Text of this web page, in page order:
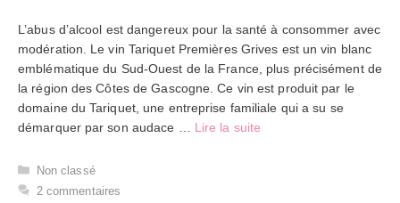
L’abus d’alcool est dangereux pour la santé à consommer avec
modération. Le vin Tariquet Premières Grives est un vin blanc
emblématique du Sud-Ouest de la France, plus précisément de
la région des Côtes de Gascogne. Ce vin est produit par le
domaine du Tariquet, une entreprise familiale qui a su se
démarquer par son audace … Lire la suite
Catégories
Non classé
2 commentaires